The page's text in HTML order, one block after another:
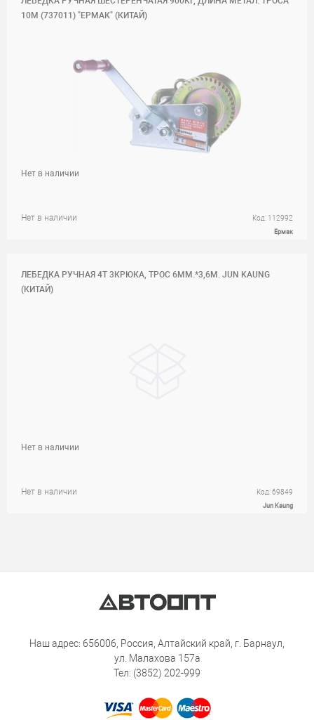
10М (737011) "ЕРМАК" (КИТАЙ)
Нет в наличии Код: 112992
Ермак
Нет в наличии
ЛЕБЕДКА РУЧНАЯ 4Т 3КРЮКА, ТРОС 6ММ.*3,6М. JUN KAUNG
(КИТАЙ)
Нет в наличии Код: 69849
Jun Kaung
Нет в наличии
Наш адрес: 656006, Россия, Алтайский край, г. Барнаул,
ул. Малахова 157а
Тел: (3852) 202-999